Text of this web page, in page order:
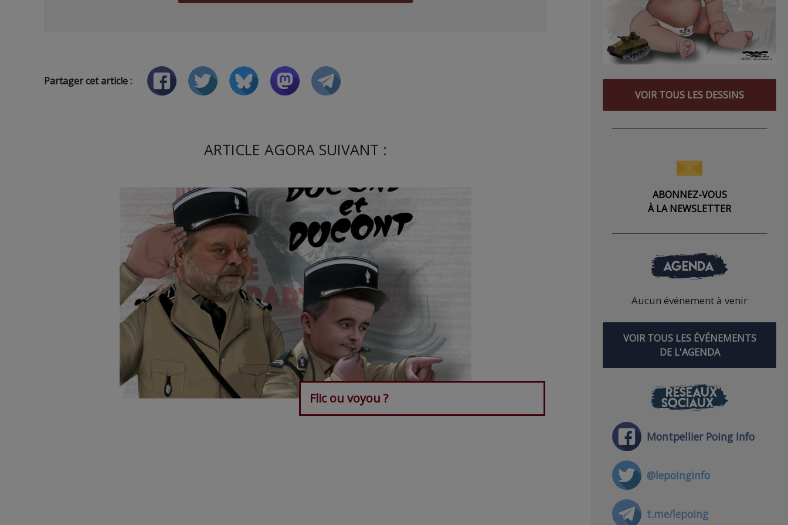
Partager cet article :
ARTICLE AGORA SUIVANT :
Flic ou voyou ?
VOIR TOUS LES DESSINS
ABONNEZ-VOUS
À LA NEWSLETTER
AGENDA
Aucun événement à venir
VOIR TOUS LES ÉVÉNEMENTS
DE L'AGENDA
RÉSEAUX
SOCIAUX
Montpellier Poing Info
@lepoinginfo
t.me/lepoing